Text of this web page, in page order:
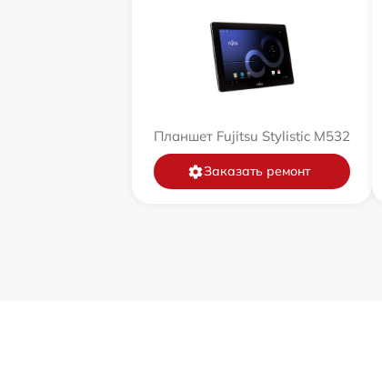
Планшет Fujitsu Stylistic M532
Заказать ремонт